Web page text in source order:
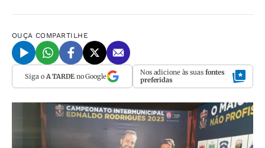
OUÇA COMPARTILHE
Siga o A TARDEno Google Nos adicione às suas fontes
preferidas